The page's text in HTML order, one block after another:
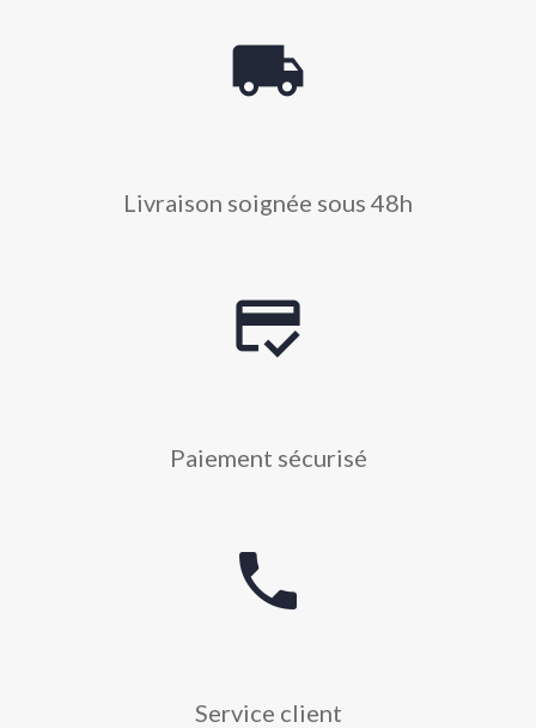
local_shipping
Livraison soignée sous 48h
credit_score
Paiement sécurisé
phone
Service client